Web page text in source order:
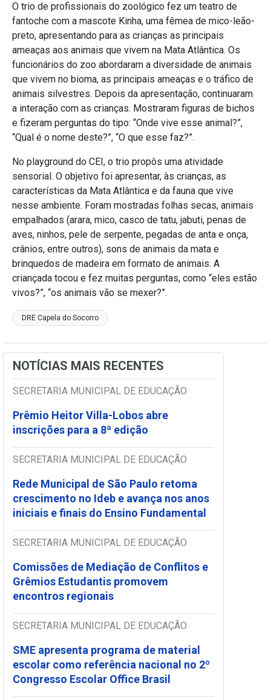
O trio de profissionais do zoológico fez um teatro de
fantoche com a mascote Kinha, uma fêmea de mico-leão-
preto, apresentando para as crianças as principais
ameaças aos animais que vivem na Mata Atlântica. Os
funcionários do zoo abordaram a diversidade de animais
que vivem no bioma, as principais ameaças e o tráfico de
animais silvestres. Depois da apresentação, continuaram
a interação com as crianças. Mostraram figuras de bichos
e fizeram perguntas do tipo: “Onde vive esse animal?”,
“Qual é o nome deste?”, “O que esse faz?”.
No playground do CEI, o trio propôs uma atividade
sensorial. O objetivo foi apresentar, às crianças, as
características da Mata Atlântica e da fauna que vive
nesse ambiente. Foram mostradas folhas secas, animais
empalhados (arara, mico, casco de tatu, jabuti, penas de
aves, ninhos, pele de serpente, pegadas de anta e onça,
crânios, entre outros), sons de animais da mata e
brinquedos de madeira em formato de animais. A
criançada tocou e fez muitas perguntas, como “eles estão
vivos?”, “os animais vão se mexer?”.
DRE Capela do Socorro
NOTÍCIAS MAIS RECENTES
SECRETARIA MUNICIPAL DE EDUCAÇÃO
Prêmio Heitor Villa-Lobos abre
inscrições para a 8ª edição
SECRETARIA MUNICIPAL DE EDUCAÇÃO
Rede Municipal de São Paulo retoma
crescimento no Ideb e avança nos anos
iniciais e finais do Ensino Fundamental
SECRETARIA MUNICIPAL DE EDUCAÇÃO
Comissões de Mediação de Conflitos e
Grêmios Estudantis promovem
encontros regionais
SECRETARIA MUNICIPAL DE EDUCAÇÃO
SME apresenta programa de material
escolar como referência nacional no 2º
Congresso Escolar Office Brasil